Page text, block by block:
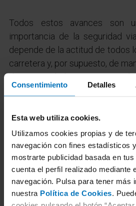
Consentimiento Detalles
Esta web utiliza cookies.
Utilizamos cookies propias y de
navegación con fines estadísticos
mostrarte publicidad basada en
cuenta el perfil realizado mediante
navegación. Pulsa para tener más
nuestra Política de Cookies.
Todos estos avances son
importancia de la seguridad
depende de la actitud de todos
carretera y, por supuesto, de
de seguridad pasiva en
especialmente los principales.
Concertar cita